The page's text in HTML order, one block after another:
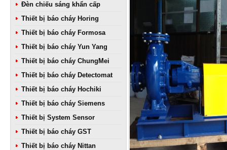
Đèn chiếu sáng khẩn cấp
Thiết bị báo cháy Horing
Thiết bị báo cháy Formosa
Thiết bị báo cháy Yun Yang
Thiết bị báo cháy ChungMei
Thiết bị báo cháy Detectomat
Thiết bị báo cháy Hochiki
Thiết bị báo cháy Siemens
Thiết bị System Sensor
Thiết bị báo cháy GST
Thiết bị báo cháy Nittan